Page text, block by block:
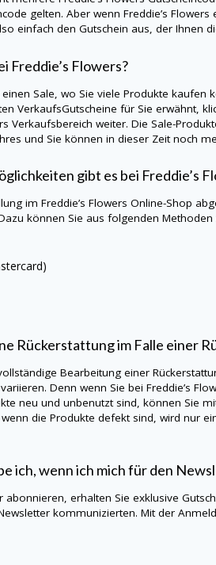
gelten. Aber wenn Freddie’s
einfach den Gutschein aus, der Ihnen
Freddie’s Flowers?
einen Sale, wo Sie viele Produkte
VerkaufsGutscheine für Sie erwähnt,
Verkaufsbereich weiter. Die Sale-
und Sie können in dieser Zeit noch
gibt es bei Freddie’s
im Freddie’s Flowers Online-Shop
können Sie aus folgenden Methoden
Rückerstattung im Falle einer
Bearbeitung einer
Denn wenn Sie bei Freddie’s
neu und unbenutzt sind, können Sie
die Produkte defekt sind, wird nur
ich, wenn ich mich für den
abonnieren, erhalten Sie exklusive
kommunizierten. Mit der